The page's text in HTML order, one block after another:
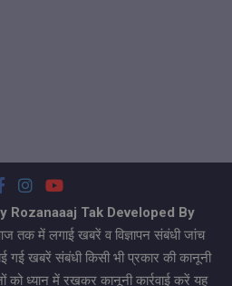
Rozanaaaj Tak Developed By
तक में लगाई खबरें व विज्ञापन संबंधी जांच
खबरें संबंधी किसी भी प्रकार की कानूनी
को ध्यान में रखकर कानूनी कार्रवाई करें यह